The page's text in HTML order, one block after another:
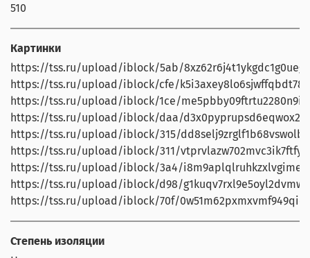
510
Картинки
https://tss.ru/upload/iblock/5ab/
https://tss.ru/upload/iblock/cfe/
https://tss.ru/upload/iblock/1ce/
https://tss.ru/upload/iblock/daa/
https://tss.ru/upload/iblock/315/
https://tss.ru/upload/iblock/311/
https://tss.ru/upload/iblock/3a4/
https://tss.ru/upload/iblock/d98/
https://tss.ru/upload/iblock/70f/
Степень изоляции